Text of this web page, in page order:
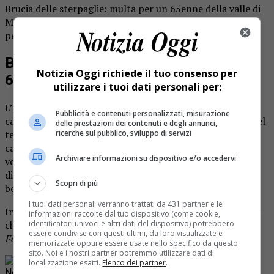
Brucia delle sterpaglie: multa per un 65enne della valle di
Mosso. L’uomo voleva ripulire un terreno, ma in questo
periodo c’è rischio di incendio.
Brucia delle sterpaglie: multa per un
65enne della valle di Mosso
L’altro giorno un uomo di 65 anni è stato multato dai
carabinieri per aver dato fuoco a una zona di sterpaglie nel
territorio di Valle San Nicolao. Sul posto sono giunti i
carabinieri di Bioglio che hanno sanzionato il 65enne, che
voleva ripulire un terreno. In questo periodo l’accensione
di fuochi nella vegetazione rischia di provocare incendi
boschivi estesi.
Insieme ai militari sono intervenuti anche i vigili del fuoco
che si sono occupato di spegnere le fiamme in sicurezza.
Foto d’archivio
Rimani aggiornato seguendoci su Google
Notizia Oggi richiede il tuo consenso per
utilizzare i tuoi dati personali per:
Pubblicità e contenuti personalizzati, misurazione
delle prestazioni dei contenuti e degli annunci,
ricerche sul pubblico, sviluppo di servizi
Archiviare informazioni su dispositivo e/o accedervi
Scopri di più
I tuoi dati personali verranno trattati da 431 partner e le
informazioni raccolte dal tuo dispositivo (come cookie,
identificatori univoci e altri dati del dispositivo) potrebbero
essere condivise con questi ultimi, da loro visualizzate e
memorizzate oppure essere usate nello specifico da questo
sito. Noi e i nostri partner potremmo utilizzare dati di
localizzazione esatti. Elenco dei partner.